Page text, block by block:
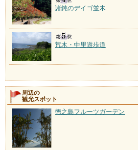
諸鈍のデイゴ並木
荒木・中里遊歩道
周辺の
観光スポット
徳之島フルーツガーデン